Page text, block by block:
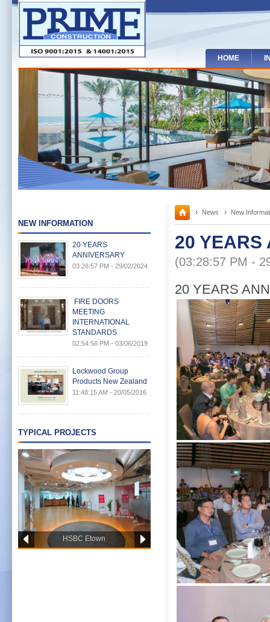
HOME
NEW INFORMATION
20 YEARS
ANNIVERSARY
03:28:57 PM - 29/02/2024
FIRE DOORS
MEETING
INTERNATIONAL
STANDARDS
02:54:58 PM - 03/06/2019
Lockwood Group
Products New Zealand
11:48:15 AM - 20/05/2016
TYPICAL PROJECTS
HSBC Etown
News New
20 YEARS
(03:28:57 PM -
20 YEARS